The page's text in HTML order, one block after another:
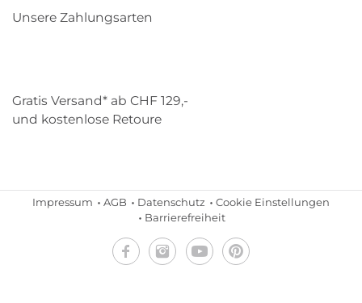
Unsere Zahlungsarten
Gratis Versand* ab CHF 129,-
und kostenlose Retoure
Impressum AGB Datenschutz
Cookie Einstellungen
Barrierefreiheit